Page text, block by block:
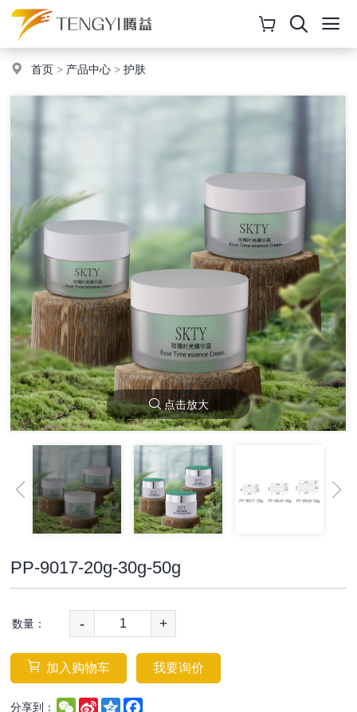
首页 > 产品中心 >护肤
点击放大
PP-9017-20g-30g-50g
数量： - +
加入购物车 我要询价
分享到： WeChat
Sina Qzone